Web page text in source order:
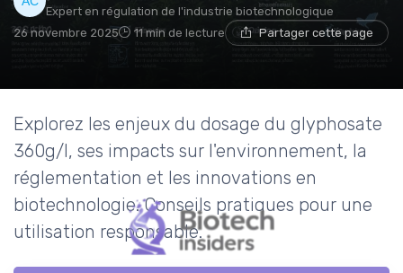
Expert en régulation de l'industrie biotechnologique
26 novembre 2025
11 min de lecture Partager cette page
Explorez les enjeux du dosage du glyphosate
360g/l, ses impacts sur l'environnement, la
réglementation et les innovations en
biotechnologie. Conseils pratiques pour une
utilisation responsable.